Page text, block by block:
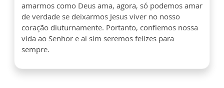
amarmos como Deus ama, agora, só podemos amar
de verdade se deixarmos Jesus viver no nosso
coração diuturnamente. Portanto, confiemos nossa
vida ao Senhor e ai sim seremos felizes para
sempre.